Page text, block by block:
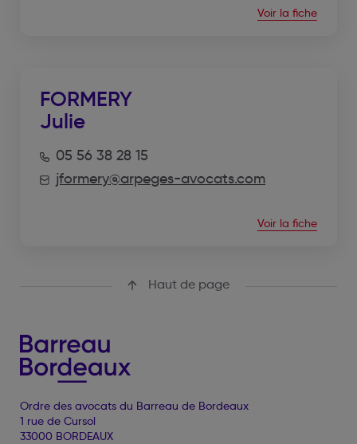
Voir la fiche
FORMERY
Julie
05 56 38 28 15
jformery@arpeges-avocats.com
Voir la fiche
Haut de page
Ordre des avocats du Barreau de Bordeaux
1 rue de Cursol
33000 BORDEAUX